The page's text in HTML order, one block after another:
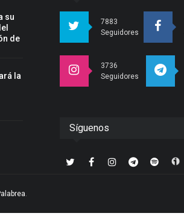
su
de
la
7883
Seguidores
3736
Seguidores
Síguenos